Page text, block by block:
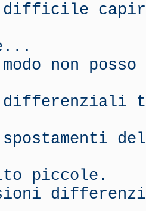
capire
non
piccole.